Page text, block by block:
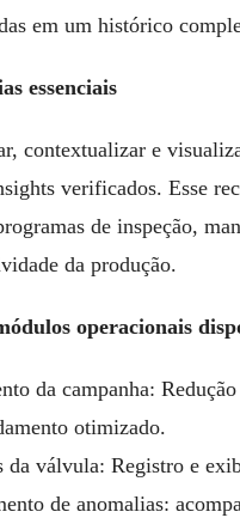
em um histórico
essenciais
contextualizar e
verificados. Esse
de inspeção,
da produção.
operacionais
da campanha:
otimizado.
da válvula: Registro e
de anomalias: